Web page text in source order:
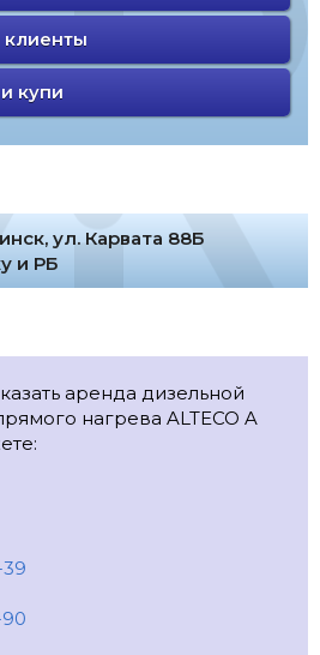
купи
ул. Карвата 88Б
и РБ
аренда дизельной
нагрева ALTECO A